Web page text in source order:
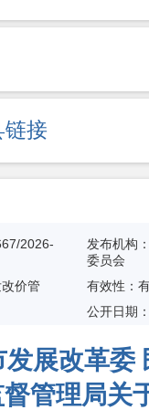
链接
2026-
发布机构
委员会
价管
有效性：
公开日期：
发展改革委
管理局关